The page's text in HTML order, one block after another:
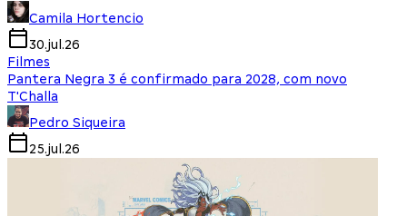
Camila Hortencio
30.jul.26
Filmes
Pantera Negra 3 é confirmado para 2028, com novo
T'Challa
Pedro Siqueira
25.jul.26